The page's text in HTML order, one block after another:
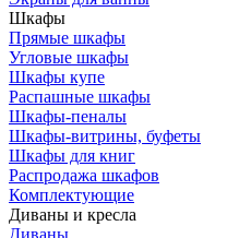
Шкафы
Прямые шкафы
Угловые шкафы
Шкафы купе
Распашные шкафы
Шкафы-пеналы
Шкафы-витрины, буфеты
Шкафы для книг
Распродажа шкафов
Комплектующие
Диваны и кресла
Диваны